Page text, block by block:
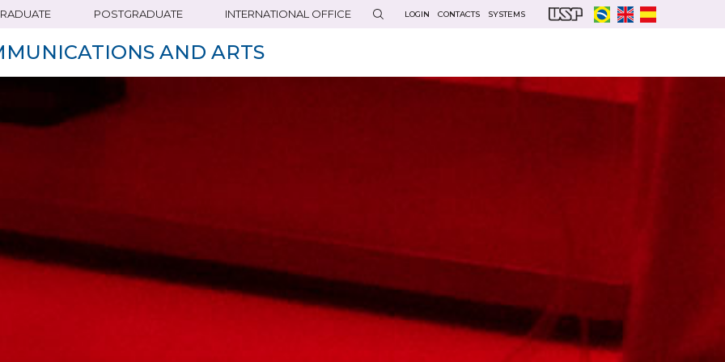
POSTGRADUATE INTERNATIONAL OFFICE LOGIN CONTACTS SYSTEMS
AND ARTS